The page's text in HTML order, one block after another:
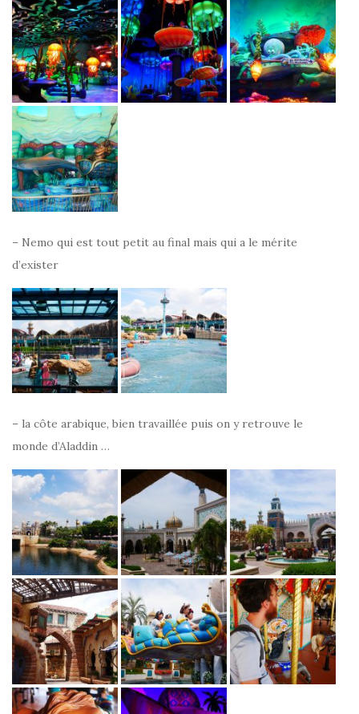
– Nemo qui est tout petit au final mais qui a le mérite
d’exister
– la côte arabique, bien travaillée puis on y retrouve le
monde d’Aladdin …